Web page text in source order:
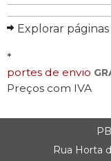
Explorar
*
portes de envio
Preços com IVA
Rua Horta